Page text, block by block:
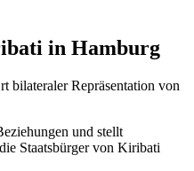
in Hamburg
bilateraler Repräsentation von
und stellt
Staatsbürger von Kiribati